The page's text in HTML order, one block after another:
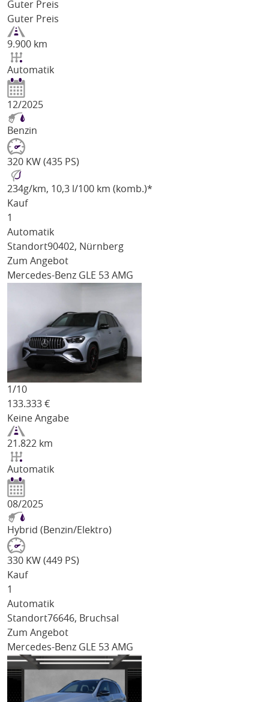
Guter Preis
Guter Preis
9.900 km
Automatik
12/2025
Benzin
320 KW (435 PS)
234g/km, 10,3 l/100 km (komb.)*
Kauf
1
Automatik
Standort90402, Nürnberg
Zum Angebot
Mercedes-Benz GLE 53 AMG
1/10
133.333 €
Keine Angabe
21.822 km
Automatik
08/2025
Hybrid (Benzin/Elektro)
330 KW (449 PS)
Kauf
1
Automatik
Standort76646, Bruchsal
Zum Angebot
Mercedes-Benz GLE 53 AMG